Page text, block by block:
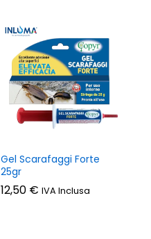
Gel Scarafaggi Forte
25gr
12,50 € IVA Inclusa
12,50 €